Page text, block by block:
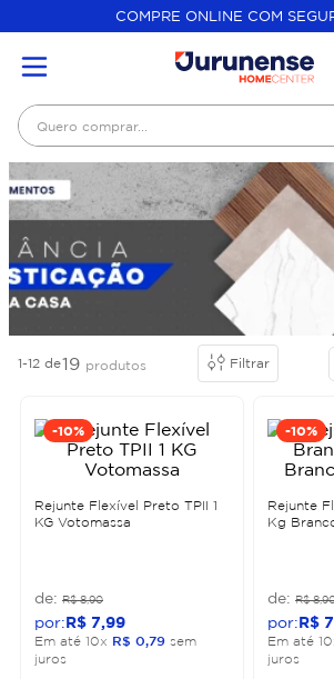
COMPRE ONLINE COM
Quero comprar...
1-12 de19 produtos Filtrar
-10%
Rejunte Flexível Preto TPII 1
KG Votomassa
R$ 8,90
R$ 7 99
Em até 10x R$ 0 79 sem
juros
-10%
Rejunte
Kg
R$ 8,
R$ 7
Em até 10
juros